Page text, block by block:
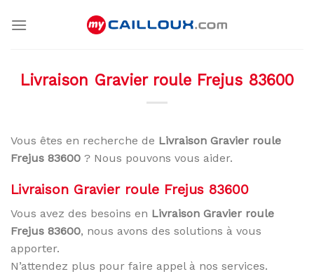
Livraison Gravier roule Frejus 83600
Vous êtes en recherche de Livraison Gravier roule
Frejus 83600 ? Nous pouvons vous aider.
Livraison Gravier roule Frejus 83600
Vous avez des besoins en Livraison Gravier roule
Frejus 83600, nous avons des solutions à vous
apporter.
N’attendez plus pour faire appel à nos services.